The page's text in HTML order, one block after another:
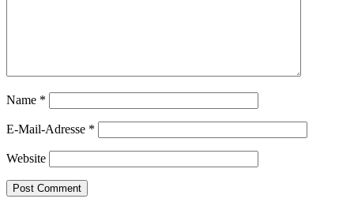
Name *
E-Mail-Adresse *
Website